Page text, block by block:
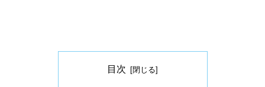
目次